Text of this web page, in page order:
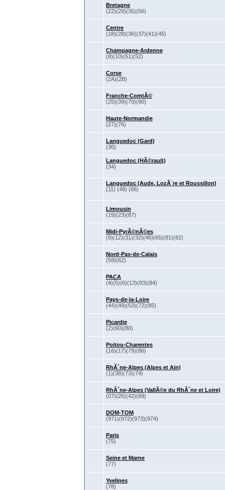
Bretagne
(22)(29)(35)(56)
Centre
(18)(28)(36)(37)(41)(45)
Champagne-Ardenne
(8)(10)(51)(52)
Corse
(2A)(2B)
Franche-ComtÃ©
(25)(39)(70)(90)
Haute-Normandie
(27)(76)
Languedoc (Gard)
(30)
Languedoc (HÃ©rault)
(34)
Languedoc (Aude, LozÃ¨re et Roussillon)
(11) (48) (66)
Limousin
(19)(23)(87)
Midi-PyrÃ©nÃ©es
(9)(12)(31)(32)(46)(65)(81)(82)
Nord-Pas-de-Calais
(59)(62)
PACA
(4)(5)(6)(13)(83)(84)
Pays-de-la-Loire
(44)(49)(53)(72)(85)
Picardie
(2)(60)(80)
Poitou-Charentes
(16)(17)(79)(86)
RhÃ´ne-Alpes (Alpes et Ain)
(1)(38)(73)(74)
RhÃ´ne-Alpes (VallÃ©e du RhÃ´ne et Loire)
(07)(26)(42)(69)
DOM-TOM
(971)(972)(973)(974)
Paris
(75)
Seine et Marne
(77)
Yvelines
(78)